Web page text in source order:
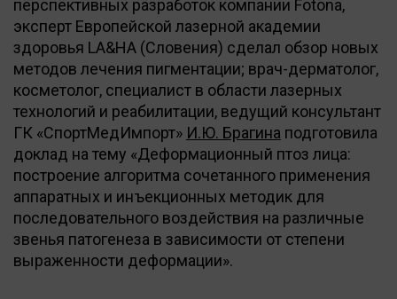
перспективных разработок компании Fotona,
эксперт Европейской лазерной академии
здоровья LA&HA (Словения) сделал обзор новых
методов лечения пигментации; врач-дерматолог,
косметолог, специалист в области лазерных
технологий и реабилитации, ведущий консультант
ГК «СпортМедИмпорт» И.Ю. Брагина подготовила
доклад на тему «Деформационный птоз лица:
построение алгоритма сочетанного применения
аппаратных и инъекционных методик для
последовательного воздействия на различные
звенья патогенеза в зависимости от степени
выраженности деформации».